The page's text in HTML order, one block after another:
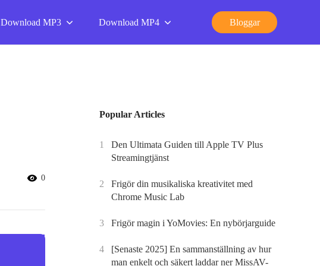
Download MP3 Download MP4 Bloggar
0
Popular Articles
1
Den Ultimata Guiden till Apple TV Plus
Streamingtjänst
2
Frigör din musikaliska kreativitet med
Chrome Music Lab
3 Frigör magin i YoMovies: En nybörjarguide
4
[Senaste 2025] En sammanställning av hur
man enkelt och säkert laddar ner MissAV-